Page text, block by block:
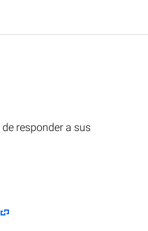
responder a sus